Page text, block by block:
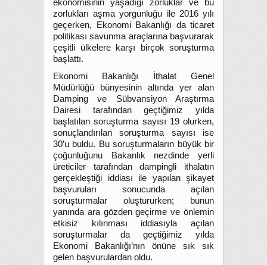
ekonomisinin yaşadığı zorluklar ve bu
zorlukları aşma yorgunluğu ile 2016 yılı
geçerken, Ekonomi Bakanlığı da ticaret
politikası savunma araçlarına başvurarak
çeşitli ülkelere karşı birçok soruşturma
başlattı.
Ekonomi Bakanlığı İthalat Genel
Müdürlüğü bünyesinin altında yer alan
Damping ve Sübvansiyon Araştırma
Dairesi tarafından geçtiğimiz yılda
başlatılan soruşturma sayısı 19 olurken,
sonuçlandırılan soruşturma sayısı ise
30’u buldu. Bu soruşturmaların büyük bir
çoğunluğunu Bakanlık nezdinde yerli
üreticiler tarafından dampingli ithalatın
gerçekleştiği iddiası ile yapılan şikayet
başvuruları sonucunda açılan
soruşturmalar oluştururken; bunun
yanında ara gözden geçirme ve önlemin
etkisiz kılınması iddiasıyla açılan
soruşturmalar da geçtiğimiz yılda
Ekonomi Bakanlığı’nın önüne sık sık
gelen başvurulardan oldu.